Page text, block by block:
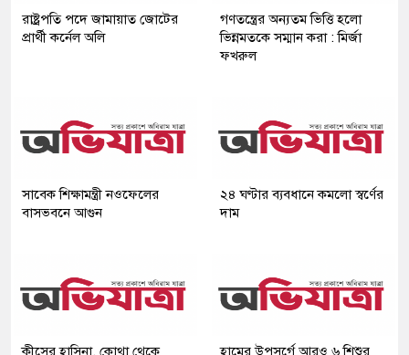
রাষ্ট্রপতি পদে জামায়াত জোটের
প্রার্থী কর্নেল অলি
গণতন্ত্রের অন্যতম ভিত্তি হলো
ভিন্নমতকে সম্মান করা : মির্জা
ফখরুল
সাবেক শিক্ষামন্ত্রী নওফেলের
বাসভবনে আগুন
২৪ ঘণ্টার ব্যবধানে কমলো স্বর্ণের
দাম
কীসের হাসিনা, কোথা থেকে হামের উপসর্গে আরও ৬ শিশুর